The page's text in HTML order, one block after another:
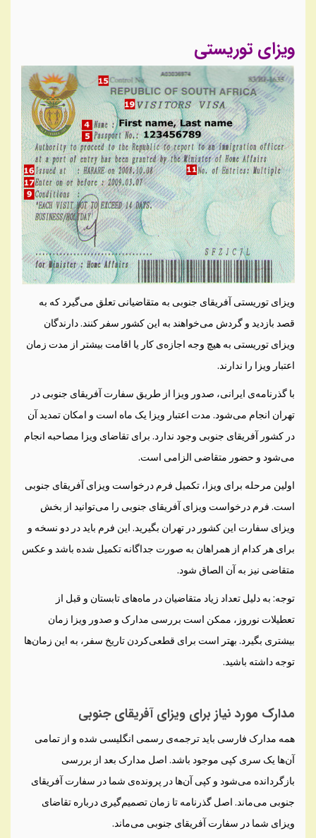
ویزای توریستی
ویزای توریستی آفریقای جنوبی به متقاضیانی تعلق می‌گیرد که به
قصد بازدید و گردش می‌خواهند به این کشور سفر کنند. دارندگان
ویزای توریستی به هیچ وجه اجازه‌ی کار یا اقامت بیشتر از مدت زمان
اعتبار ویزا را ندارند.
با گذرنامه‌ی ایرانی، صدور ویزا از طریق سفارت آفریقای جنوبی در
تهران انجام می‌شود. مدت اعتبار ویزا یک ماه است و امکان تمدید آن
در کشور آفریقای جنوبی وجود ندارد. برای تقاضای ویزا مصاحبه انجام
می‌شود و حضور متقاضی الزامی است.
اولین مرحله برای ویزا، تکمیل فرم درخواست ویزای آفریقای جنوبی
است. فرم درخواست ویزای آفریقای جنوبی را می‌توانید از بخش
ویزای سفارت این کشور در تهران بگیرید. این فرم باید در دو نسخه و
برای هر کدام از همراهان به صورت جداگانه تکمیل شده باشد و عکس
متقاضی نیز به آن الصاق شود.
توجه: به دلیل تعداد زیاد متقاضیان در ماه‌های تابستان و قبل از
تعطیلات نوروز، ممکن است بررسی مدارک و صدور ویزا زمان
بیشتری بگیرد. بهتر است برای قطعی‌کردن تاریخ سفر، به این زمان‌ها
توجه داشته باشید.
مدارک مورد نیاز برای ویزای آفریقای جنوبی
همه مدارک فارسی باید ترجمه‌ی رسمی انگلیسی شده و از تمامی
آن‌ها یک سری کپی موجود باشد. اصل مدارک بعد از بررسی
بازگردانده می‌شود و کپی آن‌ها در پرونده‌ی شما در سفارت آفریقای
جنوبی می‌ماند. اصل گذرنامه تا زمان تصمیم‌گیری درباره تقاضای
ویزای شما در سفارت آفریقای جنوبی می‌ماند.